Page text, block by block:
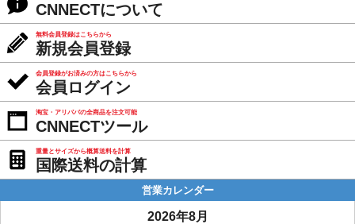
CNNECTについて
無料会員登録はこちらから
新規会員登録
会員登録がお済みの方はこちらから
会員ログイン
淘宝・アリババの全商品を注文可能
CNNECTツール
重量とサイズから概算送料を計算
国際送料の計算
営業カレンダー
2026年8月